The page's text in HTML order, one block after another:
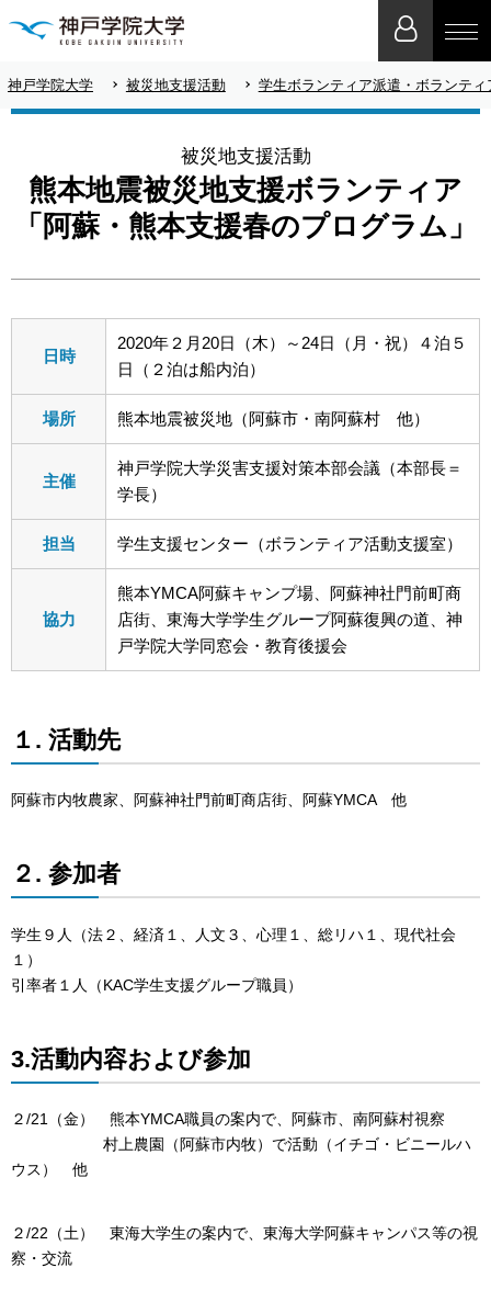
神戸学院大学 被災地支援活動 学生ボランティア派遣・ボランテ
被災地支援活動
熊本地震被災地支援ボランティア
「阿蘇・熊本支援春のプログラム」
日時
2020年２月20日（木）～24日（月・祝）４泊５
日（２泊は船内泊）
場所 熊本地震被災地（阿蘇市・南阿蘇村 他）
主催
神戸学院大学災害支援対策本部会議（本部長＝
学長）
担当 学生支援センター（ボランティア活動支援室）
協力
熊本YMCA阿蘇キャンプ場、阿蘇神社門前町商
店街、東海大学学生グループ阿蘇復興の道、神
戸学院大学同窓会・教育後援会
１. 活動先
阿蘇市内牧農家、阿蘇神社門前町商店街、阿蘇YMCA 他
２. 参加者
学生９人（法２、経済１、人文３、心理１、総リハ１、現代社会
１）
引率者１人（KAC学生支援グループ職員）
3.活動内容および参加
２/21（金） 熊本YMCA職員の案内で、阿蘇市、南阿蘇村視察
村上農園（阿蘇市内牧）で活動（イチゴ・ビニールハ
ウス） 他
２/22（土） 東海大学生の案内で、東海大学阿蘇キャンパス等の視
察・交流